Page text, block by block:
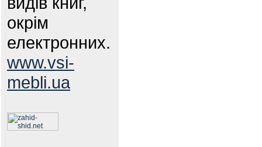
окрім
електронних.
www.vsi-
mebli.ua